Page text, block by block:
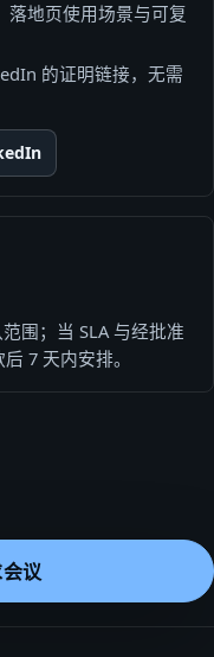
落地页使用场景与可复
的证明链接，无需
围；当 SLA 与经批准
7 天内安排。
议